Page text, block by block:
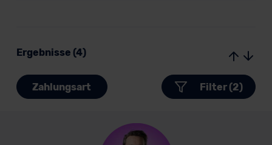
Ergebnisse (4)
Zahlungsart Filter (2)